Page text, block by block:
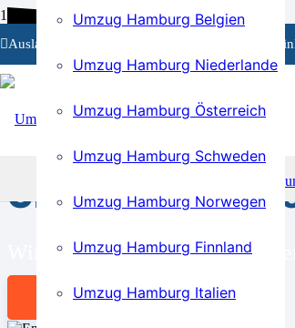
Auslandsumzüge
Umzug Hamburg Belgien
Umzug Hamburg Niederlande
Umzug Hamburg Österreich
Umzug Hamburg Schweden
Umzug Hamburg Norwegen
Umzug Hamburg Finnland
Umzug Hamburg Italien
BEI UNS SIND SIE RICHTIG!
Wir sind Ihr kompetenter
Angebot anfordern